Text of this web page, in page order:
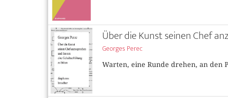
Über die Kunst seinen Chef
Georges Perec
Warten, eine Runde drehen, an den